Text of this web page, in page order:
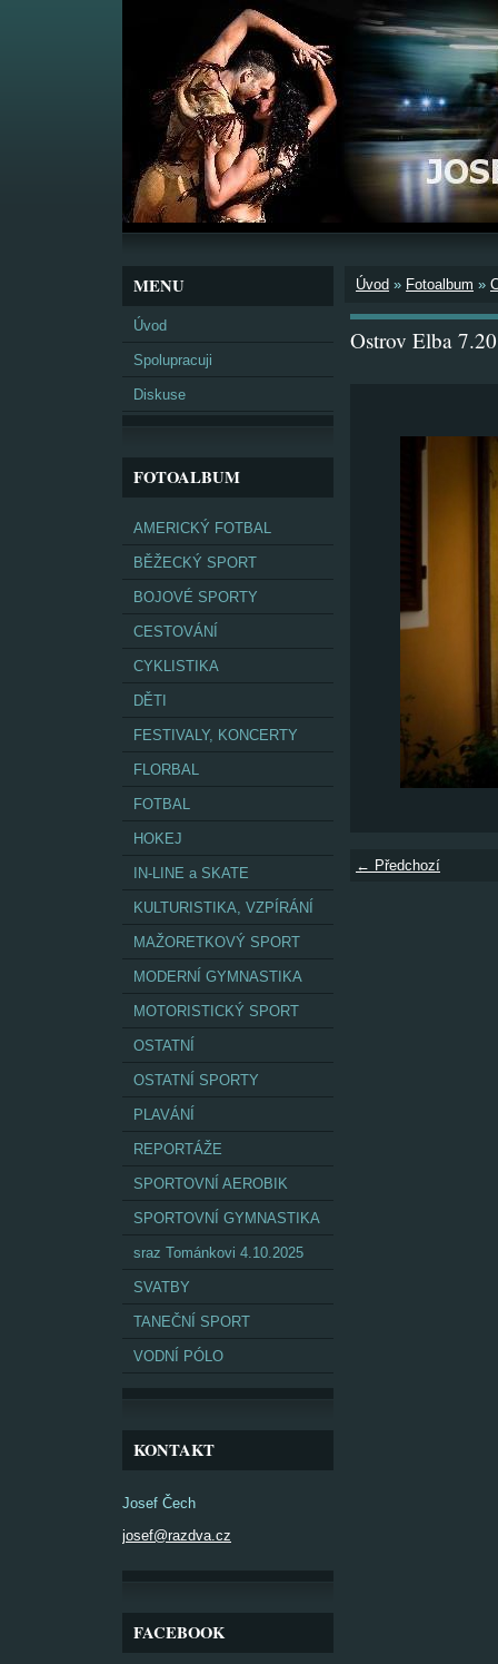
MENU
Úvod
Spolupracuji
Diskuse
FOTOALBUM
AMERICKÝ FOTBAL
BĚŽECKÝ SPORT
BOJOVÉ SPORTY
CESTOVÁNÍ
CYKLISTIKA
DĚTI
FESTIVALY, KONCERTY
FLORBAL
FOTBAL
HOKEJ
IN-LINE a SKATE
KULTURISTIKA, VZPÍRÁNÍ
MAŽORETKOVÝ SPORT
MODERNÍ GYMNASTIKA
MOTORISTICKÝ SPORT
OSTATNÍ
OSTATNÍ SPORTY
PLAVÁNÍ
REPORTÁŽE
SPORTOVNÍ AEROBIK
SPORTOVNÍ GYMNASTIKA
sraz Tománkovi 4.10.2025
SVATBY
TANEČNÍ SPORT
VODNÍ PÓLO
KONTAKT
Josef Čech
josef@razdva.cz
FACEBOOK
Úvod » Fotoalbum »
Ostrov Elba
← Předchozí